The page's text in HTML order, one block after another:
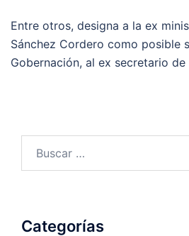
Entre otros, designa a la ex
Sánchez Cordero como posible
Gobernación, al ex secretario
Categorías